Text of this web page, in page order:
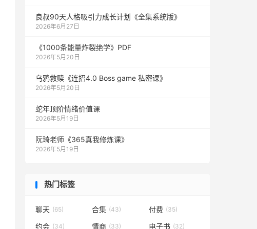
良叔90天人格吸引力成长计划《全集系统版》
2026年6月27日
《1000‮能条‬‎量‮裂炸‬‎绝学》PDF
2026年5月20日
乌鸦救赎《连招4.0 Boss game 私密课》
2026年5月20日
蛇年顶阶情绪价值课
2026年5月19日
阮琦老师《365真我修炼课》
2026年5月19日
热门标签
聊天 (65) 合集 (43) 付费 (35)
约会 (34) 情商 (33) 电子书 (32)